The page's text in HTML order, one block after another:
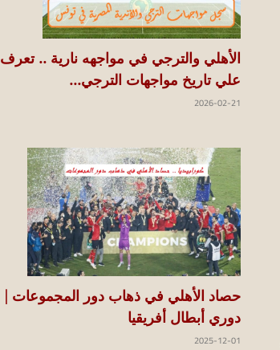
الأهلي والترجي في مواجهه نارية .. تعرف
علي تاريخ مواجهات الترجي...
2026-02-21
حصاد الأهلي في ذهاب دور المجموعات |
دوري أبطال أفريقيا
2025-12-01